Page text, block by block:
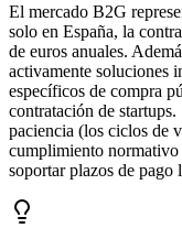
El mercado B2G
solo en España, la
de euros anuales.
activamente soluciones
específicos de compra
contratación de
paciencia (los ciclos de
cumplimiento normativo
soportar plazos de pago